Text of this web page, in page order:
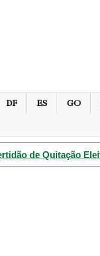
DF ES GO
de Quitação